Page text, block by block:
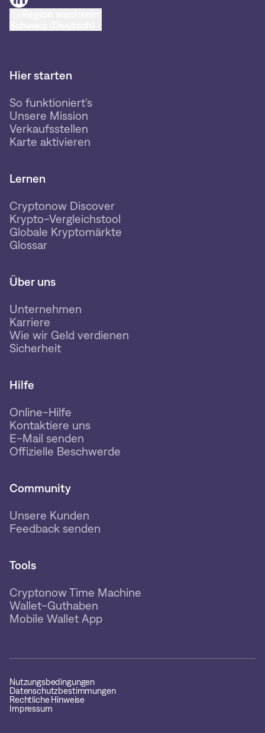
Hier starten
So funktioniert's
Unsere Mission
Verkaufsstellen
Karte aktivieren
Lernen
Cryptonow Discover
Krypto-Vergleichstool
Globale Kryptomärkte
Glossar
Über uns
Unternehmen
Karriere
Wie wir Geld verdienen
Sicherheit
Hilfe
Online-Hilfe
Kontaktiere uns
E-Mail senden
Offizielle Beschwerde
Community
Unsere Kunden
Feedback senden
Tools
Cryptonow Time Machine
Wallet-Guthaben
Mobile Wallet App
Nutzungsbedingungen
Datenschutzbestimmungen
Rechtliche Hinweise
Impressum